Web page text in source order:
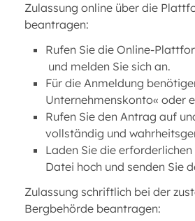
Zulassung online über die
beantragen:
Rufen Sie die Online-
und melden Sie sich an.
Für die Anmeldung
Unternehmenskonto« oder
Rufen Sie den Antrag auf
vollständig und
Laden Sie die
Datei hoch und senden Sie
Zulassung schriftlich bei der
Bergbehörde beantragen: